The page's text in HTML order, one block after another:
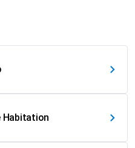
Habitation